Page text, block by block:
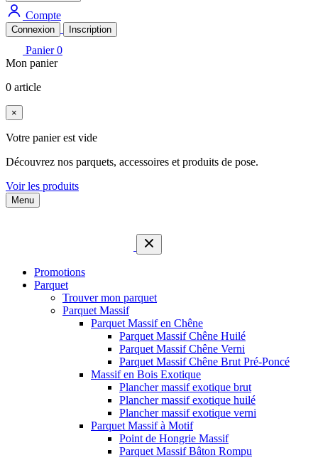
Compte
Connexion Inscription
Panier 0
Mon panier
0 article
×
Votre panier est vide
Découvrez nos parquets, accessoires et produits de pose.
Voir les produits
Menu
Promotions
Parquet
Trouver mon parquet
Parquet Massif
Parquet Massif en Chêne
Parquet Massif Chêne Huilé
Parquet Massif Chêne Verni
Parquet Massif Chêne Brut Pré-Poncé
Massif en Bois Exotique
Plancher massif exotique brut
Plancher massif exotique huilé
Plancher massif exotique verni
Parquet Massif à Motif
Point de Hongrie Massif
Parquet Massif Bâton Rompu